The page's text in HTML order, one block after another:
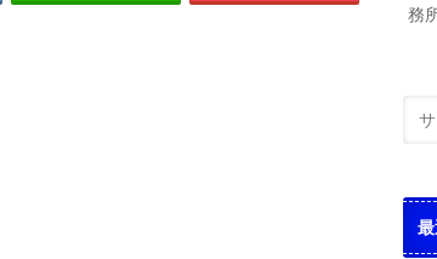
務